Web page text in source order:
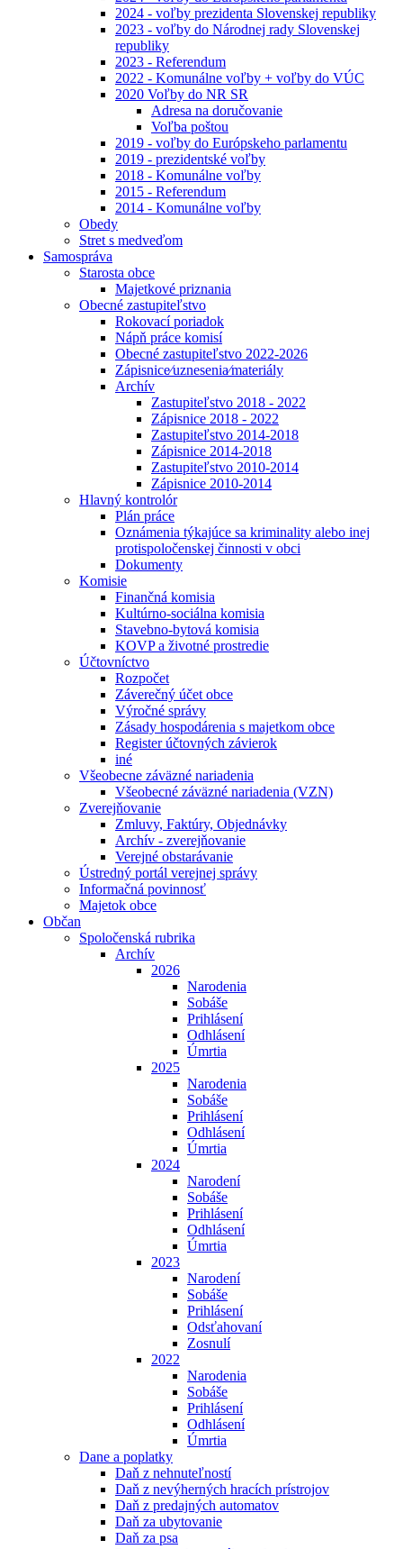
2024 - voľby prezidenta Slovenskej republiky
2023 - voľby do Národnej rady Slovenskej
republiky
2023 - Referendum
2022 - Komunálne voľby + voľby do VÚC
2020 Voľby do NR SR
Adresa na doručovanie
Voľba poštou
2019 - voľby do Európskeho parlamentu
2019 - prezidentské voľby
2018 - Komunálne voľby
2015 - Referendum
2014 - Komunálne voľby
Obedy
Stret s medveďom
Samospráva
Starosta obce
Majetkové priznania
Obecné zastupiteľstvo
Rokovací poriadok
Nápň práce komisí
Obecné zastupiteľstvo 2022-2026
Zápisnice⁄uznesenia⁄materiály
Archív
Zastupiteľstvo 2018 - 2022
Zápisnice 2018 - 2022
Zastupiteľstvo 2014-2018
Zápisnice 2014-2018
Zastupiteľstvo 2010-2014
Zápisnice 2010-2014
Hlavný kontrolór
Plán práce
Oznámenia týkajúce sa kriminality alebo inej
protispoločenskej činnosti v obci
Dokumenty
Komisie
Finančná komisia
Kultúrno-sociálna komisia
Stavebno-bytová komisia
KOVP a životné prostredie
Účtovníctvo
Rozpočet
Záverečný účet obce
Výročné správy
Zásady hospodárenia s majetkom obce
Register účtovných závierok
iné
Všeobecne záväzné nariadenia
Všeobecné záväzné nariadenia (VZN)
Zverejňovanie
Zmluvy, Faktúry, Objednávky
Archív - zverejňovanie
Verejné obstarávanie
Ústredný portál verejnej správy
Informačná povinnosť
Majetok obce
Občan
Spoločenská rubrika
Archív
2026
Narodenia
Sobáše
Prihlásení
Odhlásení
Úmrtia
2025
Narodenia
Sobáše
Prihlásení
Odhlásení
Úmrtia
2024
Narodení
Sobáše
Prihlásení
Odhlásení
Úmrtia
2023
Narodení
Sobáše
Prihlásení
Odsťahovaní
Zosnulí
2022
Narodenia
Sobáše
Prihlásení
Odhlásení
Úmrtia
Dane a poplatky
Daň z nehnuteľností
Daň z nevýherných hracích prístrojov
Daň z predajných automatov
Daň za ubytovanie
Daň za psa